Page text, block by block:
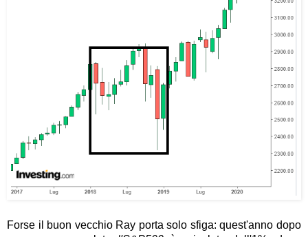
Forse il buon vecchio Ray porta solo sfiga: quest'anno dopo